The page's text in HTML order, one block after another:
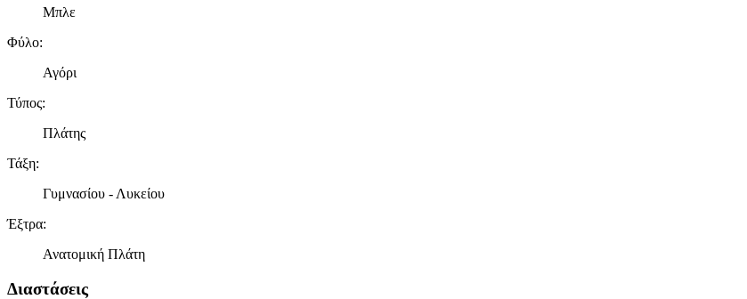
Μπλε
Φύλο:
Αγόρι
Τύπος:
Πλάτης
Τάξη:
Γυμνασίου - Λυκείου
Έξτρα:
Ανατομική Πλάτη
Διαστάσεις